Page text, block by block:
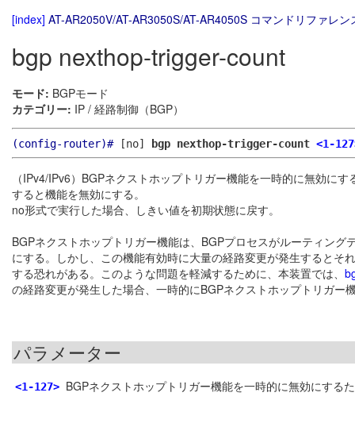
[index] AT-AR2050V/AT-AR3050S/AT-AR4050S コマンドリファレン
bgp nexthop-trigger-count
モード: BGPモード
カテゴリー: IP / 経路制御（BGP）
(config-router)#[no] bgp nexthop-trigger-count <1-
（IPv4/IPv6）BGPネクストホップトリガー機能を一時的に無効に
すると機能を無効にする。
no形式で実行した場合、しきい値を初期状態に戻す。
BGPネクストホップトリガー機能は、BGPプロセスがルーティン
にする。しかし、この機能有効時に大量の経路変更が発生すると
する恐れがある。このような問題を軽減するために、本装置では、
の経路変更が発生した場合、一時的にBGPネクストホップトリガー
パラメーター
<1-127> BGPネクストホップトリガー機能を一時的に無効にする